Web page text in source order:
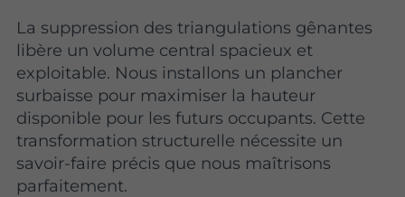
La suppression des triangulations gênantes
libère un volume central spacieux et
exploitable. Nous installons un plancher
surbaisse pour maximiser la hauteur
disponible pour les futurs occupants. Cette
transformation structurelle nécessite un
savoir-faire précis que nous maîtrisons
parfaitement.